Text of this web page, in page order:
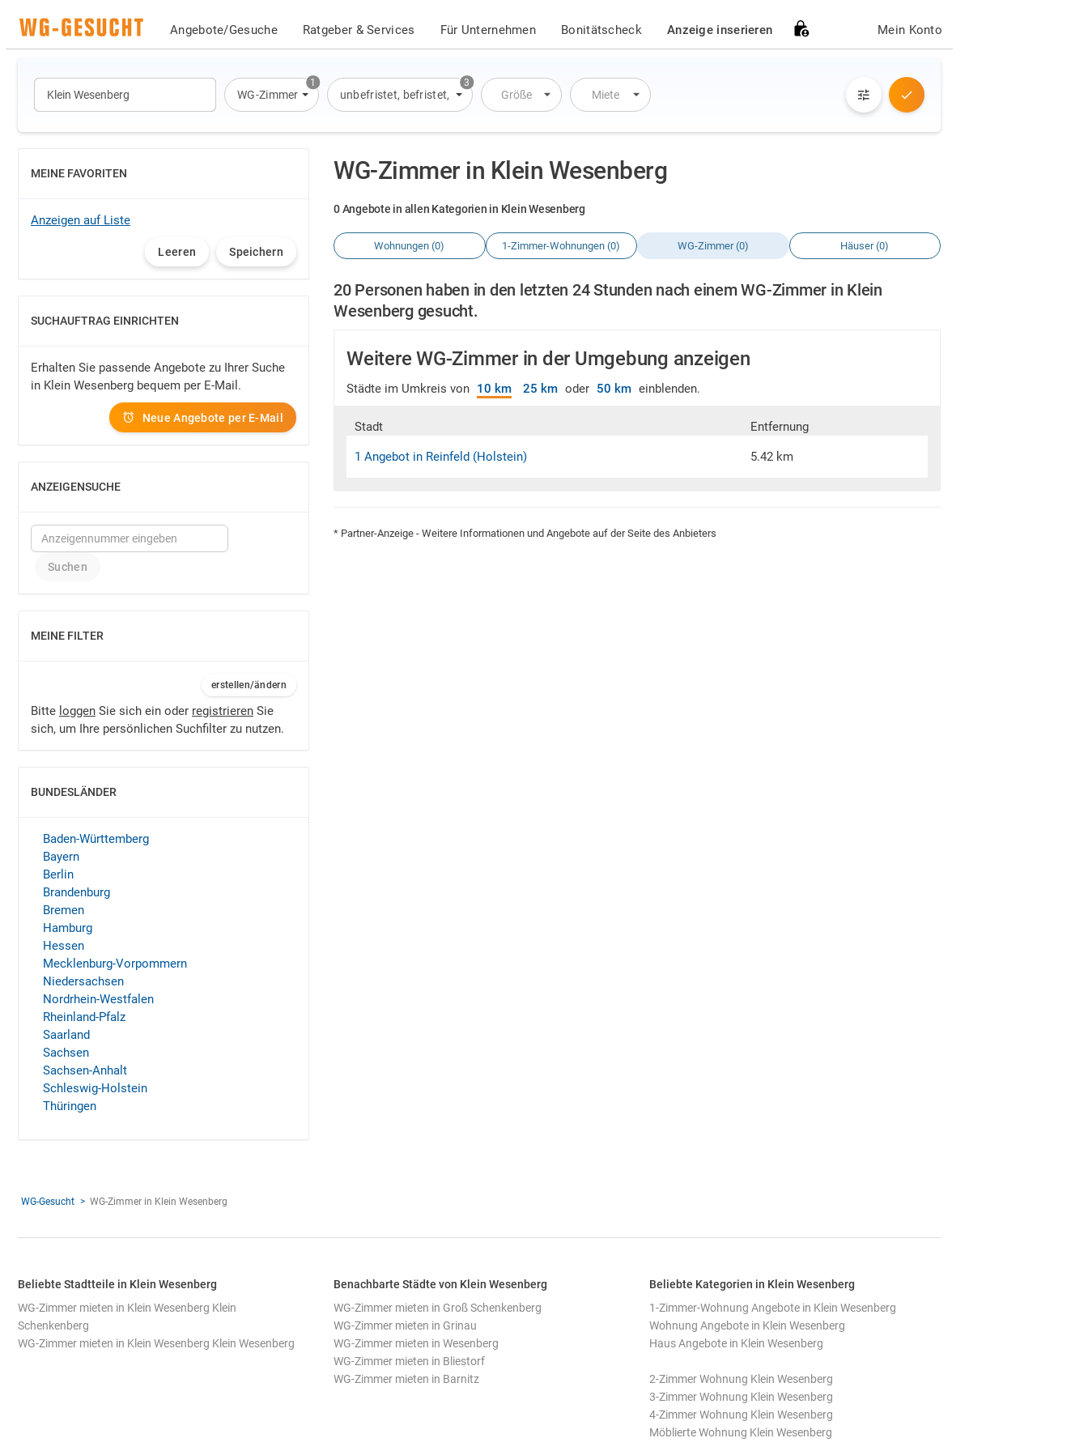
Angebote/Gesuche Ratgeber & Services Für Unternehmen Bonitätscheck Anzeige inserieren Mein Konto
1
WG-Zimmer
3
unbefristet, befristet, Übernachtung
Größe Miete
WG-Zimmer in Klein Wesenberg
0 Angebote in allen Kategorien in Klein Wesenberg
Wohnungen (0) 1-Zimmer-Wohnungen (0) WG-Zimmer (0) Häuser (0)
20 Personen haben in den letzten 24 Stunden nach einem WG-Zimmer in Klein
Wesenberg gesucht.
Weitere WG-Zimmer in der Umgebung anzeigen
Städte im Umkreis von 10 km 25 km oder 50 km einblenden.
Stadt Entfernung
1 Angebot in Reinfeld (Holstein) 5.42 km
* Partner-Anzeige - Weitere Informationen und Angebote auf der Seite des Anbieters
MEINE FAVORITEN
EINBLENDEN
Anzeigen auf Liste
Leeren Speichern
SUCHAUFTRAG EINRICHTEN
EINBLENDEN
Erhalten Sie passende Angebote zu Ihrer Suche
in Klein Wesenberg bequem per E-Mail.
Neue Angebote per E-Mail
ANZEIGENSUCHE
EINBLENDEN
MEINE FILTER
EINBLENDEN
erstellen/ändern
Bitte loggen Sie sich ein oder registrieren Sie
sich, um Ihre persönlichen Suchfilter zu nutzen.
BUNDESLÄNDER
EINBLENDEN
Baden-Württemberg
Bayern
Berlin
Brandenburg
Bremen
Hamburg
Hessen
Mecklenburg-Vorpommern
Niedersachsen
Nordrhein-Westfalen
Rheinland-Pfalz
Saarland
Sachsen
Sachsen-Anhalt
Schleswig-Holstein
Thüringen
WG-Gesucht WG-Zimmer in Klein Wesenberg
Beliebte Stadtteile in Klein Wesenberg
WG-Zimmer mieten in Klein Wesenberg Klein
Schenkenberg
WG-Zimmer mieten in Klein Wesenberg Klein Wesenberg
Benachbarte Städte von Klein Wesenberg
WG-Zimmer mieten in Groß Schenkenberg
WG-Zimmer mieten in Grinau
WG-Zimmer mieten in Wesenberg
WG-Zimmer mieten in Bliestorf
WG-Zimmer mieten in Barnitz
Beliebte Kategorien in Klein Wesenberg
1-Zimmer-Wohnung Angebote in Klein Wesenberg
Wohnung Angebote in Klein Wesenberg
Haus Angebote in Klein Wesenberg
2-Zimmer Wohnung Klein Wesenberg
3-Zimmer Wohnung Klein Wesenberg
4-Zimmer Wohnung Klein Wesenberg
Möblierte Wohnung Klein Wesenberg